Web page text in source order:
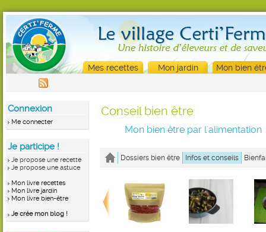
Mes recettes Mon jardin Mon bien
Connexion
Me connecter
Je participe !
Je propose une recette
Je propose une astuce
Mon livre recettes
Mon livre jardin
Mon livre bien-être
Je crée mon blog !
Conseil bien être
Mon bien être par l'alimentation
Dossiers bien être Infos et conseils